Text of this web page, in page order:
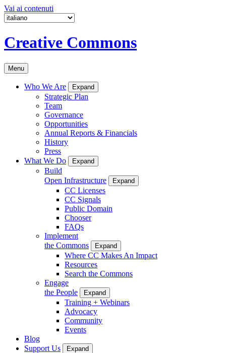
Vai ai contenuti
Creative Commons
Menu
Who We Are Expand
Strategic Plan
Team
Governance
Opportunities
Annual Reports & Financials
History
Press
What We Do
Expand
Build
Open Infrastructure
Expand
CC Licenses
CC Signals
Public Domain
Chooser
FAQs
Implement
the Commons
Expand
Where CC Makes An Impact
Resources
Search the Commons
Engage
the People
Expand
Training + Webinars
Advocacy
Community
Events
Blog
Support Us
Expand